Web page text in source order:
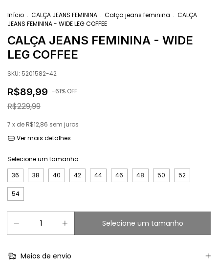
Início . CALÇA JEANS FEMININA . Calça jeans feminina . CALÇA
JEANS FEMININA - WIDE LEG COFFEE
CALÇA JEANS FEMININA - WIDE
LEG COFFEE
SKU: 5201582-42
R$89,99 -61% OFF
R$229,99
7 x de R$12,86 sem juros
Ver mais detalhes
Selecione um tamanho
36
38 40 42 44 46 48 50 52
54
Meios de envio